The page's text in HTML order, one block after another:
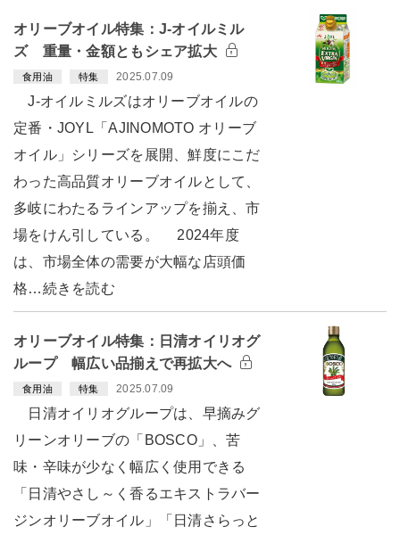
オリーブオイル特集：J-オイルミル
ズ 重量・金額ともシェア拡大
食用油 特集 2025.07.09
J-オイルミルズはオリーブオイルの
定番・JOYL「AJINOMOTO オリーブ
オイル」シリーズを展開、鮮度にこだ
わった高品質オリーブオイルとして、
多岐にわたるラインアップを揃え、市
場をけん引している。 2024年度
は、市場全体の需要が大幅な店頭価
格…続きを読む
オリーブオイル特集：日清オイリオグ
ループ 幅広い品揃えで再拡大へ
食用油 特集 2025.07.09
日清オイリオグループは、早摘みグ
リーンオリーブの「BOSCO」、苦
味・辛味が少なく幅広く使用できる
「日清やさし～く香るエキストラバー
ジンオリーブオイル」「日清さらっと